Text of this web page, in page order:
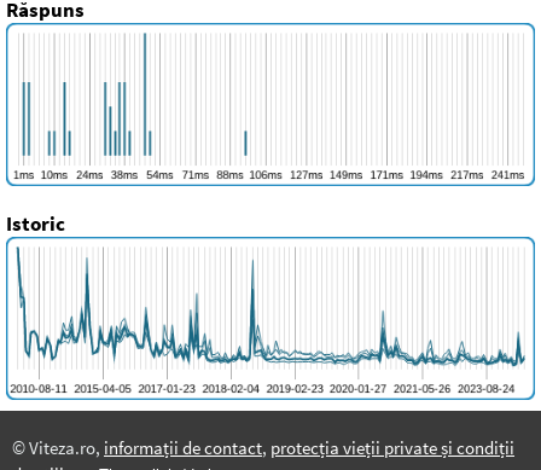
Răspuns
Istoric
© Viteza.ro, informații de contact, protecția vieții private și condiții